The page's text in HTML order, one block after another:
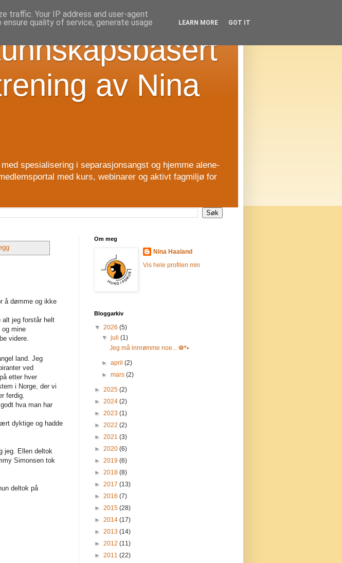
av Nina
spesialisering i separasjonsangst og hjemme alene-
med kurs, webinarer og aktivt fagmiljø for
å dømme og ikke
alt jeg forstår helt
mine
videre.
land. Jeg
ved
etter hver
i Norge, der vi
ferdig.
hva man har
dyktige og hadde
jeg. Ellen deltok
Simonsen tok
deltok på
Om meg
Nina Haaland
Vis hele profilen min
Bloggarkiv
▼ 2026 (5)
▼juli(1)
Jeg må innrømme noe... ⚽🐾
►april(2)
►mars(2)
► 2025 (2)
► 2024 (2)
► 2023 (1)
► 2022 (2)
► 2021 (3)
► 2020 (6)
► 2019 (6)
► 2018 (8)
► 2017 (13)
► 2016 (7)
► 2015 (28)
► 2014 (17)
► 2013 (14)
► 2012 (11)
► 2011 (22)
traffic. Your IP address and user-agent
quality of service, generate usage
LEARN MORE GOT IT